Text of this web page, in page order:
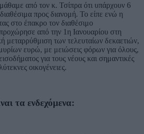
από τον κ. Τσίπρα ότι υπάρχουν 6
προς διανομή. Το είπε ενώ η
στο έπακρο τον διαθέσιμο
από την 1η Ιανουαρίου στη
μεταρρύθμιση των τελευταίων δεκαετιών,
ευρώ, με μειώσεις φόρων για όλους,
για τους νέους και σημαντικές
οικογένειες.
τα ενδεχόμενα: